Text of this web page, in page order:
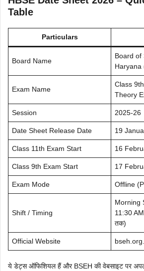
Table
Particulars
Board Name
Board of
Haryana
Exam Name
Class
Theory
Session 2025-26
Date Sheet Release Date 19
Class 11th Exam Start 16
Class 9th Exam Start 17
Exam Mode Offline
Shift / Timing
Morning
11:30
तक)
Official Website
ये डेट्स ऑफिशियल हैं और BSEH की वेबसाइट पर